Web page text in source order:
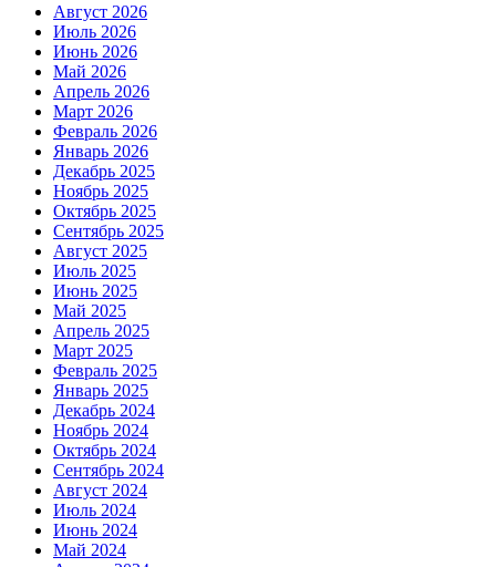
Август 2026
Июль 2026
Июнь 2026
Май 2026
Апрель 2026
Март 2026
Февраль 2026
Январь 2026
Декабрь 2025
Ноябрь 2025
Октябрь 2025
Сентябрь 2025
Август 2025
Июль 2025
Июнь 2025
Май 2025
Апрель 2025
Март 2025
Февраль 2025
Январь 2025
Декабрь 2024
Ноябрь 2024
Октябрь 2024
Сентябрь 2024
Август 2024
Июль 2024
Июнь 2024
Май 2024